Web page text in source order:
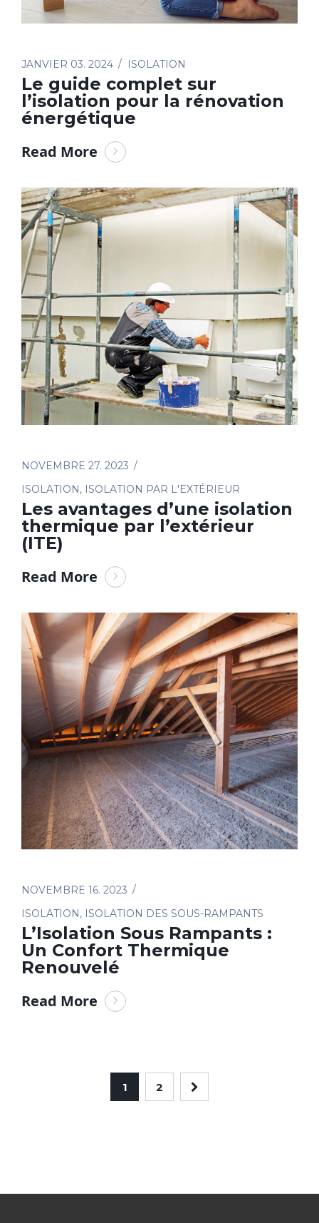
JANVIER 03. 2024 ISOLATION
Le guide complet sur
l’isolation pour la rénovation
énergétique
Read More
NOVEMBRE 27. 2023
ISOLATION, ISOLATION PAR L'EXTÉRIEUR
Les avantages d’une isolation
thermique par l’extérieur
(ITE)
Read More
NOVEMBRE 16. 2023
ISOLATION, ISOLATION DES SOUS-RAMPANTS
L’Isolation Sous Rampants :
Un Confort Thermique
Renouvelé
Read More
1 2